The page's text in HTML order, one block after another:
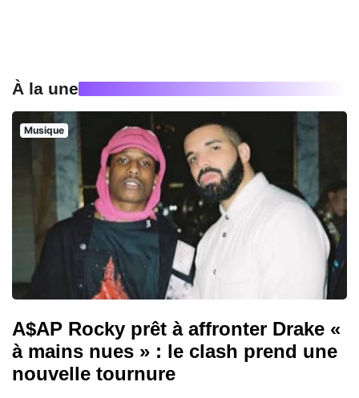
À la une
Musique
A$AP Rocky prêt à affronter Drake «
à mains nues » : le clash prend une
nouvelle tournure